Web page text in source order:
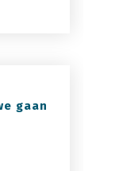
gaan